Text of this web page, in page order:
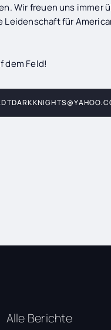
Wir freuen uns immer
Leidenschaft für
dem Feld!
Alle Berichte